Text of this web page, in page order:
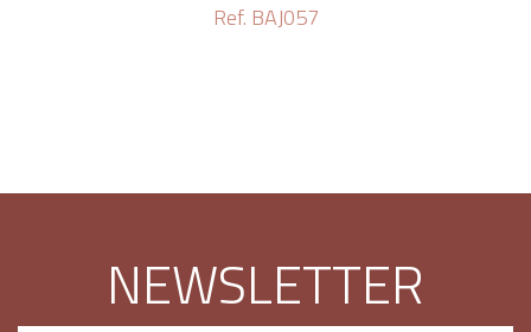
Ref. BAJ057
NEWSLETTER